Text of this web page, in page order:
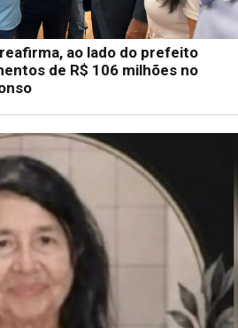
ao lado do prefeito
de R$ 106 milhões no